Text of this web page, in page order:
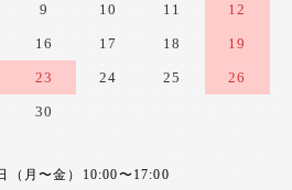
9 10 11 12
16 17 18 19
23 24 25 26
30
（月〜金）10:00〜17:00